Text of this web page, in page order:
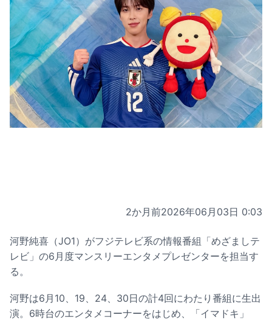
2か月前2026年06月03日 0:03
河野純喜（JO1）がフジテレビ系の情報番組「めざましテ
レビ」の6月度マンスリーエンタメプレゼンターを担当す
る。
河野は6月10、19、24、30日の計4回にわたり番組に生出
演。6時台のエンタメコーナーをはじめ、「イマドキ」